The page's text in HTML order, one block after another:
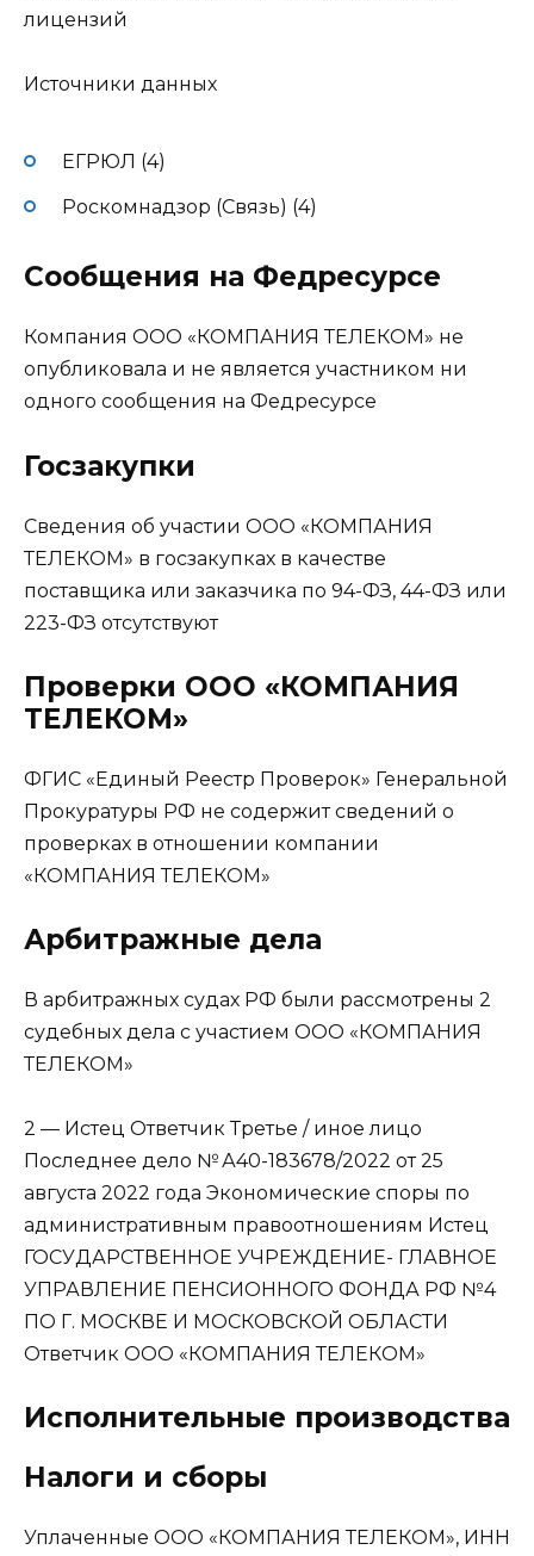
лицензий
Источники данных
ЕГРЮЛ (4)
Роскомнадзор (Связь) (4)
Сообщения на Федресурсе
Компания ООО «КОМПАНИЯ ТЕЛЕКОМ» не
опубликовала и не является участником ни
одного сообщения на Федресурсе
Госзакупки
Сведения об участии ООО «КОМПАНИЯ
ТЕЛЕКОМ» в госзакупках в качестве
поставщика или заказчика по 94-ФЗ, 44-ФЗ или
223-ФЗ отсутствуют
Проверки ООО «КОМПАНИЯ
ТЕЛЕКОМ»
ФГИС «Единый Реестр Проверок» Генеральной
Прокуратуры РФ не содержит сведений о
проверках в отношении компании
«КОМПАНИЯ ТЕЛЕКОМ»
Арбитражные дела
В арбитражных судах РФ были рассмотрены 2
судебных дела с участием ООО «КОМПАНИЯ
ТЕЛЕКОМ»
2 — Истец Ответчик Третье / иное лицо
Последнее дело № А40-183678/2022 от 25
августа 2022 года Экономические споры по
административным правоотношениям Истец
ГОСУДАРСТВЕННОЕ УЧРЕЖДЕНИЕ- ГЛАВНОЕ
УПРАВЛЕНИЕ ПЕНСИОННОГО ФОНДА РФ №4
ПО Г. МОСКВЕ И МОСКОВСКОЙ ОБЛАСТИ
Ответчик ООО «КОМПАНИЯ ТЕЛЕКОМ»
Исполнительные производства
Налоги и сборы
Уплаченные ООО «КОМПАНИЯ ТЕЛЕКОМ», ИНН